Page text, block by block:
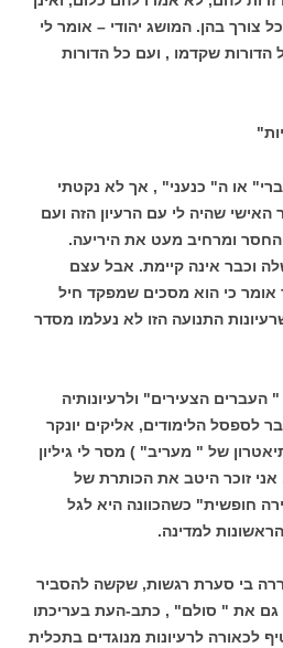
צורך בהן. המושג יהודי – אומר לי
שקדמו , ועם כל הדורות
או ה" כנעני" , אך לא נקטתי
שהיה לי עם הרעיון הזה ועם
החסר ומרחיב מעט את היריעה.
וכבר אינה קיימת. אבל עצם
כי הוא מסכים שמפקד חיל
התנועה הזו לא נעלמו מסדר
העברים הצעירים" ולרעיונותיה
לספסל הלימודים, אליקים יונקר
של " מעריב" ) מסר לי גיליון
זוכר היטב את הכותרת של
חופשית" כשהכוונה היא לגל
למדינה.
בי סערת רגשות, שקשה להסביר
גם את " סולם" , כתב-העת בעריכתו
לכאורה לרעיונות מנוגדים בתכלית